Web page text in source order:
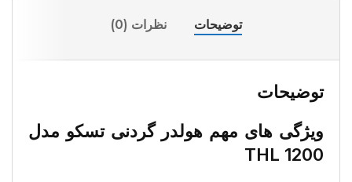
توضیحات نظرات (0)
توضیحات
ویژگی های مهم هولدر گردنی تسکو مدل
THL 1200